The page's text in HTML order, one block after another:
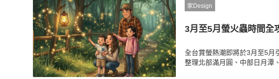
家Design
3月至5月螢火蟲時間全
全台賞螢熱潮即將於3月至5月
整理北部滿月圓、中部日月潭